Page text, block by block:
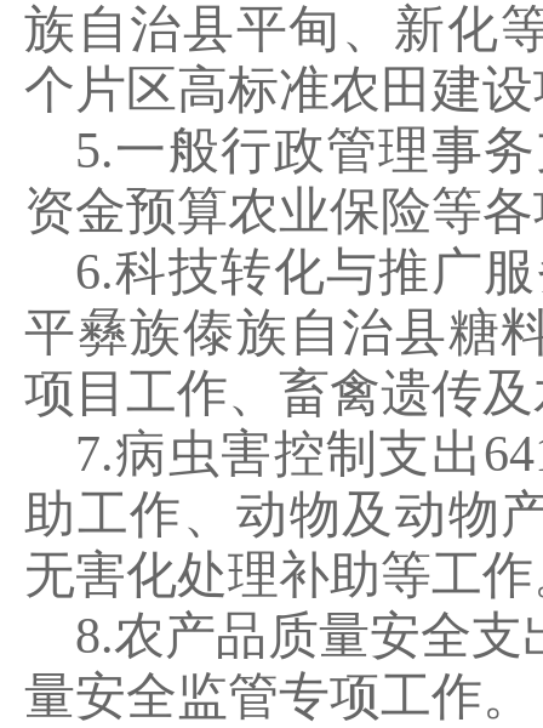
族自治县平甸、新化
个片区高标准农田建
5.一般行政管理事
资金预算农业保险等
6.科技转化与推广
平彝族傣族自治县糖
项目工作、畜禽遗传
7.病虫害控制支出
助工作、动物及动物
无害化处理补助等工
8.农产品质量安全支
量安全监管专项工作。